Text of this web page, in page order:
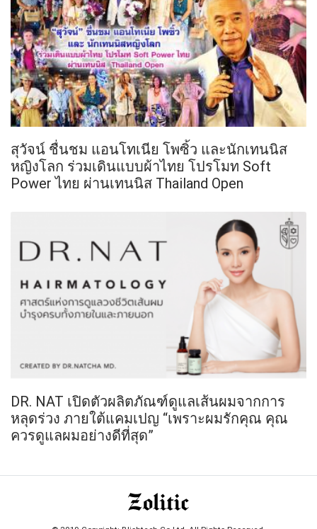
สุวัจน์ ชื่นชม แอนโทเนีย โพซิ้ว และนักเทนนิส
หญิงโลก ร่วมเดินแบบผ้าไทย โปรโมท Soft
Power ไทย ผ่านเทนนิส Thailand Open
DR. NAT เปิดตัวผลิตภัณฑ์ดูแลเส้นผมจากการ
หลุดร่วง ภายใต้แคมเปญ “เพราะผมรักคุณ คุณ
ควรดูแลผมอย่างดีที่สุด”